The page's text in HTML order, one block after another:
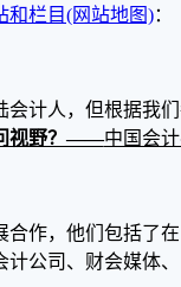
和栏目(网站地图)：
计人，但根据我
视野？――中国会
作，他们包括了
公司、财会媒体